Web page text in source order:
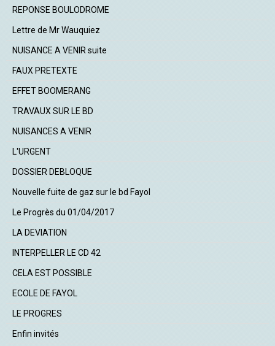
REPONSE BOULODROME
Lettre de Mr Wauquiez
NUISANCE A VENIR suite
FAUX PRETEXTE
EFFET BOOMERANG
TRAVAUX SUR LE BD
NUISANCES A VENIR
L'URGENT
DOSSIER DEBLOQUE
Nouvelle fuite de gaz sur le bd Fayol
Le Progrès du 01/04/2017
LA DEVIATION
INTERPELLER LE CD 42
CELA EST POSSIBLE
ECOLE DE FAYOL
LE PROGRES
Enfin invités